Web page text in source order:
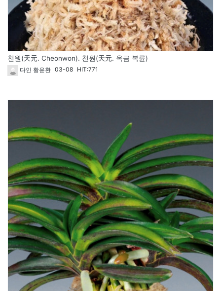
천원(天元. Cheonwon). 천원(天元. 옥금 복륜)
다인 황윤환 03-08 HIT:771